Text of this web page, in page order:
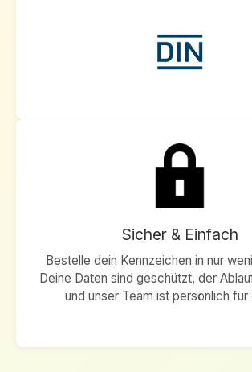
Sicher & Einfach
Bestelle dein Kennzeichen in nur
Deine Daten sind geschützt, der
und unser Team ist persönlich für